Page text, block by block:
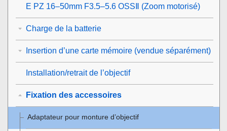
E PZ 16–50mm F3.5–5.6 OSSⅡ (Zoom motorisé)
Charge de la batterie
Insertion d’une carte mémoire (vendue séparément)
Installation/retrait de l’objectif
Fixation des accessoires
Adaptateur pour monture d’objectif